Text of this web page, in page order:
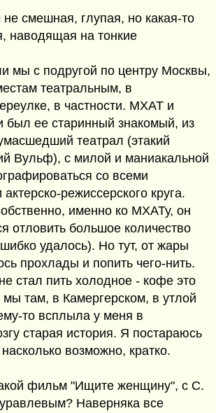
смешная, глупая, но какая-то
наводящая на тонкие
мы с подругой по центру Москвы,
театральным, в
в частности. МХАТ и
был ее старинный знакомый, из
театрал (этакий
Вульф), с милой и маниакальной
со всеми
режиссерского круга.
именно ко МХАТу, он
отловить большое количество
удалось). Но тут, от жары
прохлады и попить чего-нить.
стал пить холодное - кофе это
мы там, в Камергерском, в утлой
то всплыла у меня в
старая история. Я постараюсь
возможно, кратко.
фильм "Ищите женщину", с С.
Наверняка все